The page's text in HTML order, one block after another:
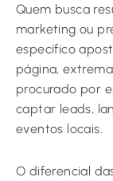
Quem busca
marketing ou
específico
página,
procurado por
captar leads,
eventos locais.
O diferencial